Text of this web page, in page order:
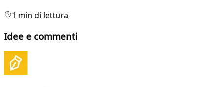
1 min di lettura
Idee e commenti